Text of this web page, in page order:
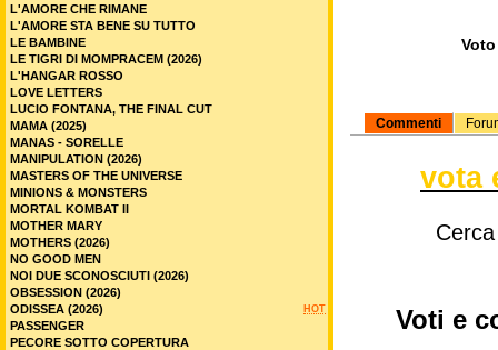
Commenti
vota
Voti e
L'AMORE CHE RIMANE
L'AMORE STA BENE SU TUTTO
LE BAMBINE
LE TIGRI DI MOMPRACEM (2026)
L'HANGAR ROSSO
LOVE LETTERS
LUCIO FONTANA, THE FINAL CUT
MAMA (2025)
MANAS - SORELLE
MANIPULATION (2026)
MASTERS OF THE UNIVERSE
MINIONS & MONSTERS
MORTAL KOMBAT II
MOTHER MARY
MOTHERS (2026)
NO GOOD MEN
NOI DUE SCONOSCIUTI (2026)
OBSESSION (2026)
HOT
ODISSEA (2026)
PASSENGER
PECORE SOTTO COPERTURA